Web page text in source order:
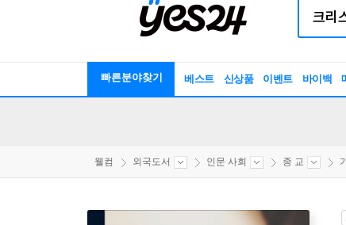
빠른분야찾기 베스트 신상품 이벤트 바이백
웰컴 외국도서 인문 사회 종 교